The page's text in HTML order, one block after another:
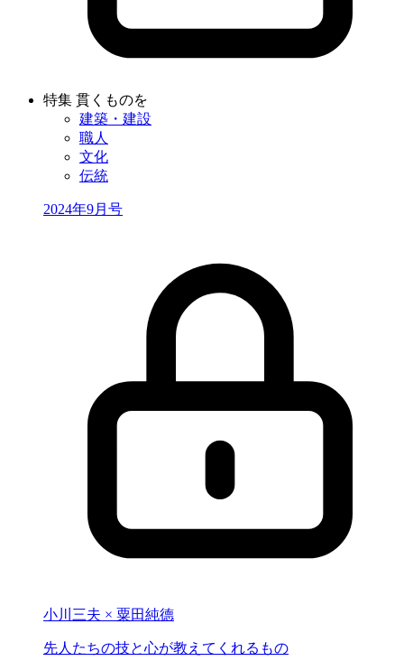
特集 貫くものを
建築・建設
職人
文化
伝統
2024年9月号
小川三夫 × 粟田純德
先人たちの技と心が教えて くれるもの